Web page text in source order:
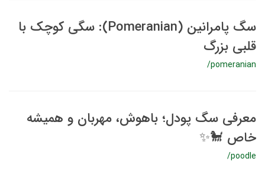
سگ پامرانین (Pomeranian): سگی کوچک با
قلبی بزرگ
/pomeranian
معرفی سگ پودل؛ باهوش، مهربان و همیشه
خاص 🐩✨
/poodle